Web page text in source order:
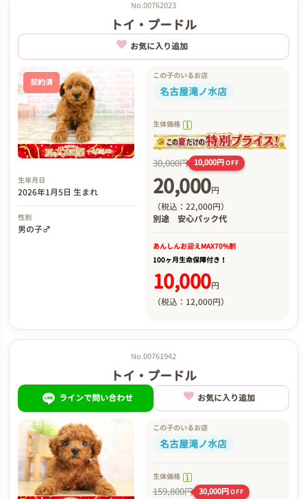
No.00762023
トイ・プードル
お気に入り追加
契約済
生年月日
2026年1月5日 生まれ
性別
男の子♂
この子のいるお店
名古屋滝ノ水店
生体価格
30,000円 10,000円OFF
20,000円
（税込：22,000円）
別途 安心パック代
あんしんお迎えMAX70%割
100ヶ月生命保障付き！
10,000円
（税込：12,000円）
No.00761942
トイ・プードル
ラインで問い合わせ お気に入り追加
この子のいるお店
名古屋滝ノ水店
生体価格
159,800円 30,000円OFF